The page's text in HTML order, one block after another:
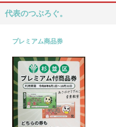
代表のつぶろぐ。
プレミアム商品券